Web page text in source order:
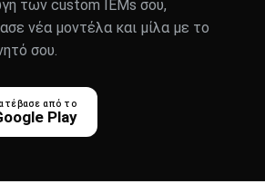
των custom IEMs σου,
νέα μοντέλα και μίλα με το
σου.
από το
Play